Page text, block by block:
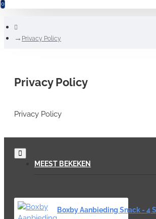
0
Privacy Policy
Privacy Policy
Privacy Policy
MEEST BEKEKEN
Boxby Aanbieding Snack - 4